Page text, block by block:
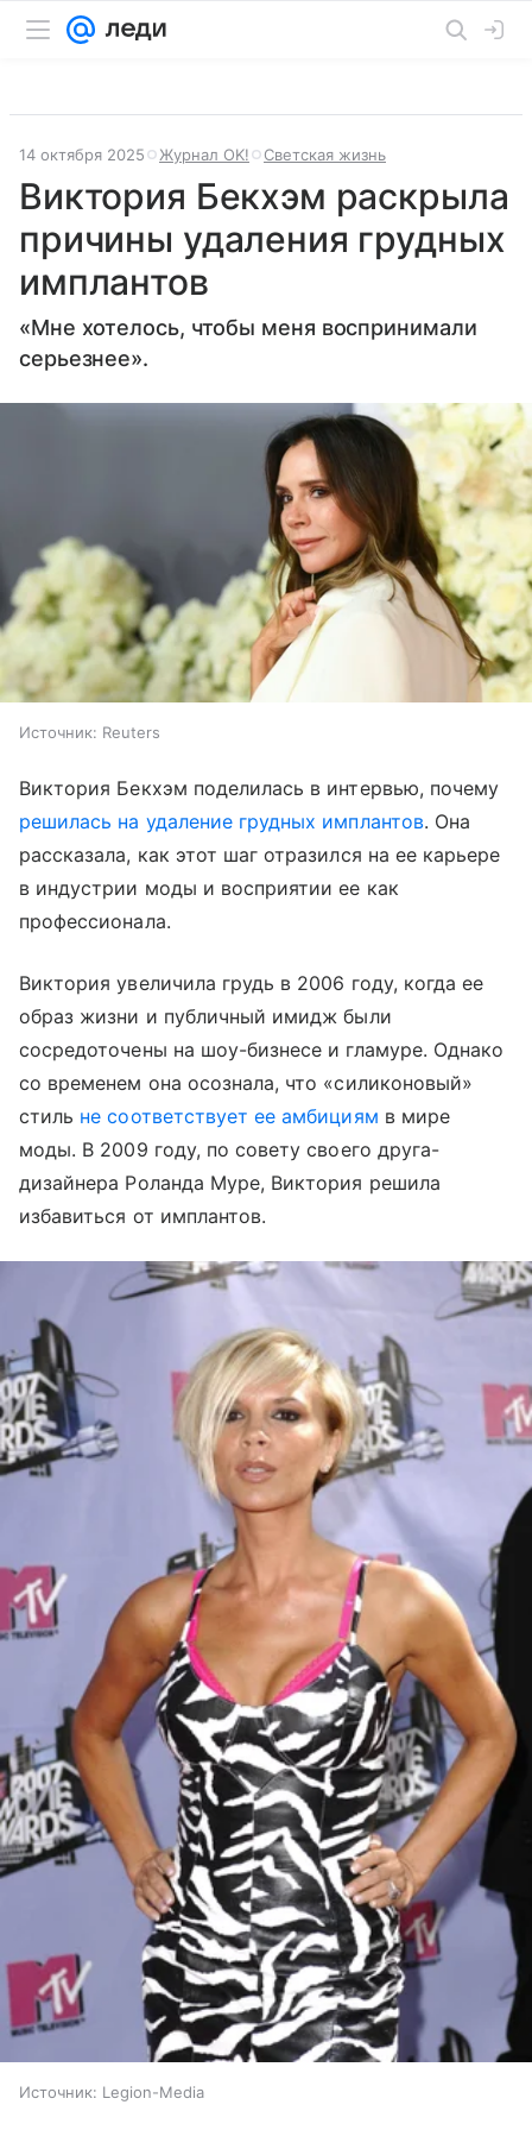
14 октября 2025 Журнал OK! Светская жизнь
Виктория Бекхэм раскрыла
причины удаления грудных
имплантов
«Мне хотелось, чтобы меня воспринимали
серьезнее».
Источник: Reuters
Виктория Бекхэм поделилась в интервью, почему
решилась на удаление грудных имплантов. Она
рассказала, как этот шаг отразился на ее карьере
в индустрии моды и восприятии ее как
профессионала.
Виктория увеличила грудь в 2006 году, когда ее
образ жизни и публичный имидж были
сосредоточены на шоу-бизнесе и гламуре. Однако
со временем она осознала, что «силиконовый»
стиль не соответствует ее амбициям в мире
моды. В 2009 году, по совету своего друга-
дизайнера Роланда Муре, Виктория решила
избавиться от имплантов.
Источник: Legion-Media